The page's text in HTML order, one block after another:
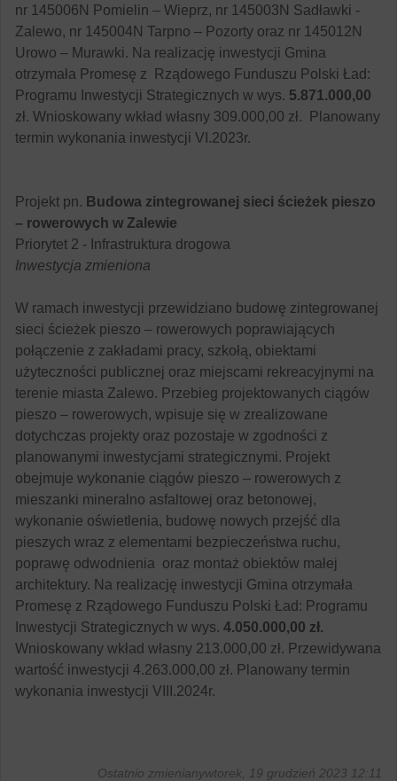
nr 145006N Pomielin – Wieprz, nr 145003N Sadławki -
Zalewo, nr 145004N Tarpno – Pozorty oraz nr 145012N
Urowo – Murawki. Na realizację inwestycji Gmina
otrzymała Promesę z Rządowego Funduszu Polski Ład:
Programu Inwestycji Strategicznych w wys. 5.871.000,00
zł. Wnioskowany wkład własny 309.000,00 zł. Planowany
termin wykonania inwestycji VI.2023r.
Projekt pn. Budowa zintegrowanej sieci ścieżek pieszo
– rowerowych w Zalewie
Priorytet 2 - Infrastruktura drogowa
Inwestycja zmieniona
W ramach inwestycji przewidziano budowę zintegrowanej
sieci ścieżek pieszo – rowerowych poprawiających
połączenie z zakładami pracy, szkołą, obiektami
użyteczności publicznej oraz miejscami rekreacyjnymi na
terenie miasta Zalewo. Przebieg projektowanych ciągów
pieszo – rowerowych, wpisuje się w zrealizowane
dotychczas projekty oraz pozostaje w zgodności z
planowanymi inwestycjami strategicznymi. Projekt
obejmuje wykonanie ciągów pieszo – rowerowych z
mieszanki mineralno asfaltowej oraz betonowej,
wykonanie oświetlenia, budowę nowych przejść dla
pieszych wraz z elementami bezpieczeństwa ruchu,
poprawę odwodnienia oraz montaż obiektów małej
architektury. Na realizację inwestycji Gmina otrzymała
Promesę z Rządowego Funduszu Polski Ład: Programu
Inwestycji Strategicznych w wys. 4.050.000,00 zł.
Wnioskowany wkład własny 213.000,00 zł. Przewidywana
wartość inwestycji 4.263.000,00 zł. Planowany termin
wykonania inwestycji VIII.2024r.
Ostatnio zmienianywtorek, 19 grudzień 2023 12:11